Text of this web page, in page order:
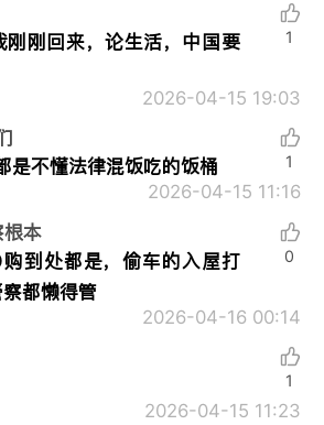
刚刚回来，论生活，中国要
2026-04-15 19:03
1
是不懂法律混饭吃的饭桶
2026-04-15 11:16
1
根本
到处都是，偷车的入屋打
都懒得管
2026-04-16 00:14
0
2026-04-15 11:23
1